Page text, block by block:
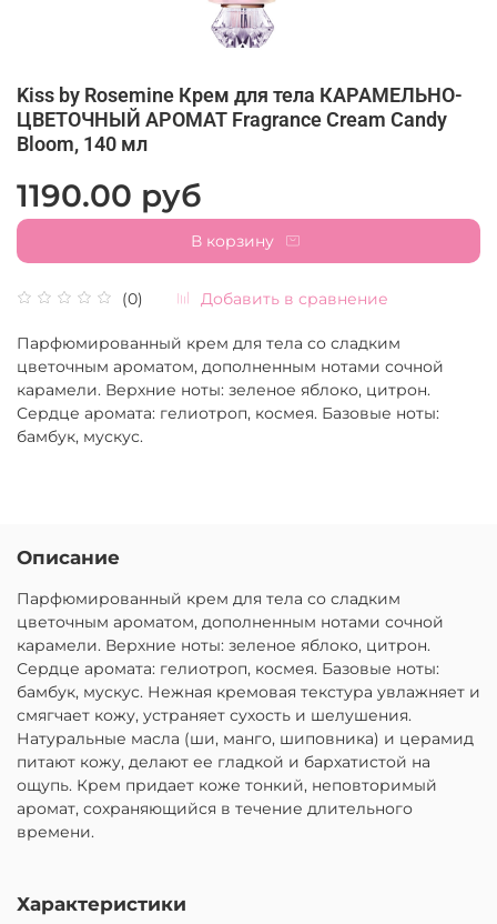
Kiss by Rosemine Крем для тела КАРАМЕЛЬНО-
ЦВЕТОЧНЫЙ АРОМАТ Fragrance Cream Candy
Bloom, 140 мл
(0) Добавить в сравнение
1190.00 руб
В корзину
Парфюмированный крем для тела со сладким
цветочным ароматом, дополненным нотами сочной
карамели. Верхние ноты: зеленое яблоко, цитрон.
Сердце аромата: гелиотроп, космея. Базовые ноты:
бамбук, мускус.
Описание
Парфюмированный крем для тела со сладким
цветочным ароматом, дополненным нотами сочной
карамели. Верхние ноты: зеленое яблоко, цитрон.
Сердце аромата: гелиотроп, космея. Базовые ноты:
бамбук, мускус. Нежная кремовая текстура увлажняет и
смягчает кожу, устраняет сухость и шелушения.
Натуральные масла (ши, манго, шиповника) и церамид
питают кожу, делают ее гладкой и бархатистой на
ощупь. Крем придает коже тонкий, неповторимый
аромат, сохраняющийся в течение длительного
времени.
Характеристики